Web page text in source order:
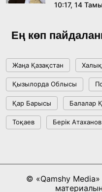
жетістіктері мен
Мемлекет басшысы
күйіне назар аударды
18:22, 17 Шілде 2026
10:28, 15 Шілде 2026
10:17, 14
Ең көп
Жаңа Қазақстан
Қызылорда Облысы
Қар Барысы Балалар
Тоқаев Берік Атаханов
© «Qamshy